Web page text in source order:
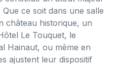
ce soit dans une salle
château historique, un
Le Touquet, le
Hainaut, ou même en
ajustent leur dispositif